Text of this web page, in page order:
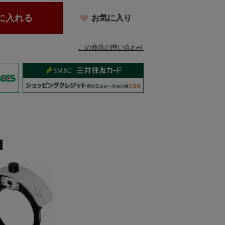
入れる お気に入り
この商品の問い合わせ